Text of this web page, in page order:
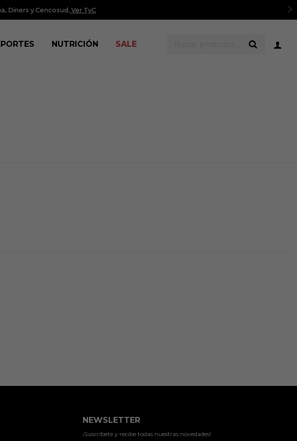
Diners y Cencosud. Ver TyC
NUTRICIÓN SALE
NEWSLETTER
¡Suscríbete y recibe todas nuestras novedades!